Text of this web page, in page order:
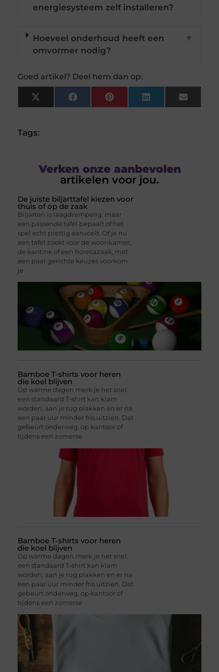
energiesysteem zelf installeren?
Hoeveel onderhoud heeft een
omvormer nodig?
▼
Goed artikel? Deel hem dan op:
X
(Twitter)
FacebookPinterestLinkedInEmail
Tags:
Verken onze aanbevolen
artikelen voor jou.
De juiste biljarttafel kiezen voor
thuis of op de zaak
Biljarten is laagdrempelig, maar
een passende tafel bepaalt of het
spel echt prettig aanvoelt. Of je nu
een tafel zoekt voor de woonkamer,
de kantine of een horecazaak, met
een paar gerichte keuzes voorkom
je
Bamboe T-shirts voor heren
die koel blijven
Op warme dagen merk je het snel:
een standaard T-shirt kan klam
worden, aan je rug plakken en er na
een paar uur minder fris uitzien. Dat
gebeurt onderweg, op kantoor of
tijdens een zomerse
Bamboe T-shirts voor heren
die koel blijven
Op warme dagen merk je het snel:
een standaard T-shirt kan klam
worden, aan je rug plakken en er na
een paar uur minder fris uitzien. Dat
gebeurt onderweg, op kantoor of
tijdens een zomerse